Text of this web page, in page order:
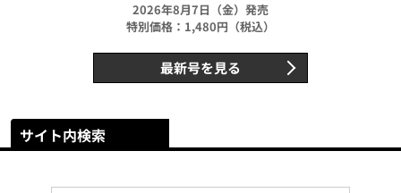
2026年8月7日（金）発売
特別価格：1,480円（税込）
最新号を見る
サイト内検索